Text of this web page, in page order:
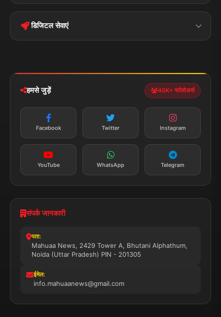
Terms &
Privacy Policy
पॉलिटिकल झारखण्ड
डिजिटल सेवाएं
न्यूज़ अलर्ट
तत्काल अपडेट
सब्सक्राइब करें
हमसे जुड़ें 40K+ फॉलोअर्स
Facebook Twitter Instagram
YouTube WhatsApp Telegram
संपर्क जानकारी
पता:
Mahuaa News, 2429 Tower A, Bhutani Alphathum,
Noida (Uttar Pradesh) PIN - 201305
ईमेल:
info.mahuaanews@gmail.com